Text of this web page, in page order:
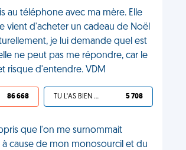
au téléphone avec ma mère. Elle
vient d'acheter un cadeau de Noël
je lui demande quel est
ne peut pas me répondre, car le
risque d'entendre. VDM
86 668 TU L'AS BIEN MÉRITÉ 5 708
que l'on me surnommait
à cause de mon monosourcil et du